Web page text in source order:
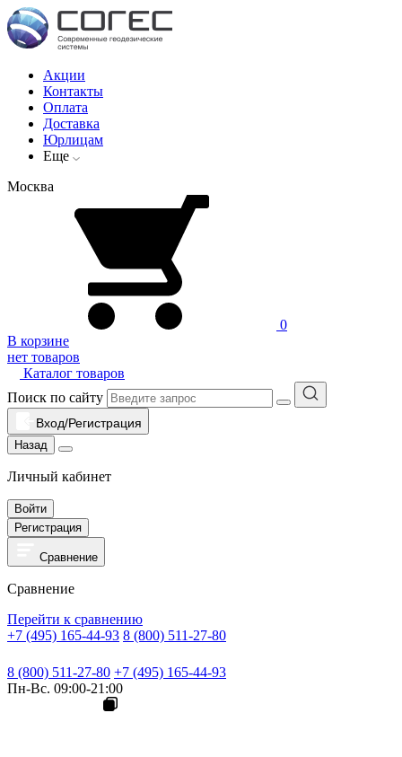
Акции
Контакты
Оплата
Доставка
Юрлицам
Еще
Москва
0
В корзине
нет товаров
Каталог товаров
Поиск по сайту
Вход/Регистрация
Назад
Личный кабинет
Войти
Регистрация
Сравнение
Сравнение
Перейти к сравнению
+7 (495) 165-44-93 8 (800) 511-27-80
8 (800) 511-27-80 +7 (495) 165-44-93
Пн-Вс. 09:00-21:00